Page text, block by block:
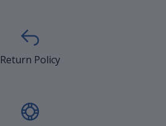
Return Policy